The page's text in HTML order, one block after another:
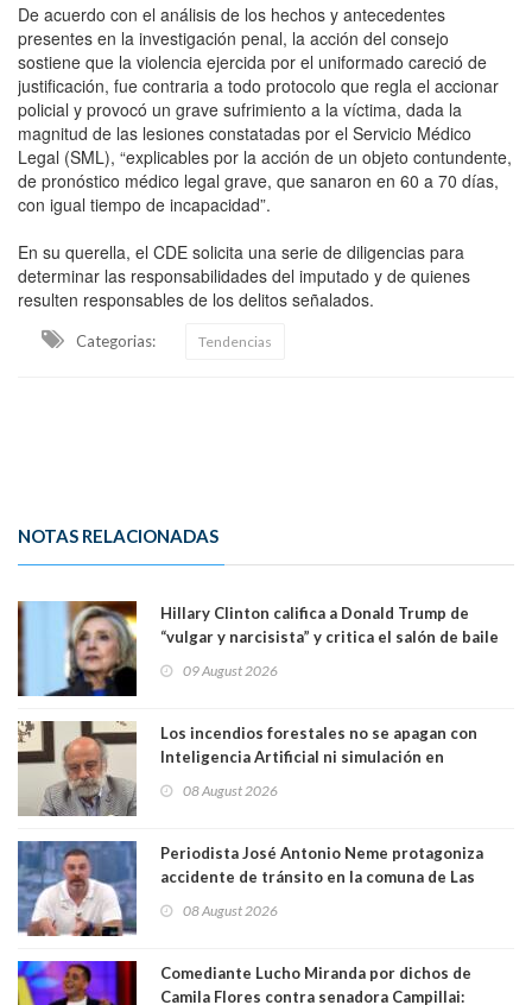
De acuerdo con el análisis de los hechos y antecedentes
presentes en la investigación penal, la acción del consejo
sostiene que la violencia ejercida por el uniformado careció de
justificación, fue contraria a todo protocolo que regla el accionar
policial y provocó un grave sufrimiento a la víctima, dada la
magnitud de las lesiones constatadas por el Servicio Médico
Legal (SML), “explicables por la acción de un objeto contundente,
de pronóstico médico legal grave, que sanaron en 60 a 70 días,
con igual tiempo de incapacidad”.
En su querella, el CDE solicita una serie de diligencias para
determinar las responsabilidades del imputado y de quienes
resulten responsables de los delitos señalados.
Categorias: Tendencias
NOTAS RELACIONADAS
Hillary Clinton califica a Donald Trump de
“vulgar y narcisista” y critica el salón de baile
casa. Y la está destruyendo”
09 August 2026
Los incendios forestales no se apagan con
Inteligencia Artificial ni simulación en
Magister en Asentamientos Humanos PUC
08 August 2026
Periodista José Antonio Neme protagoniza
accidente de tránsito en la comuna de Las
08 August 2026
Comediante Lucho Miranda por dichos de
Camila Flores contra senadora Campillai: